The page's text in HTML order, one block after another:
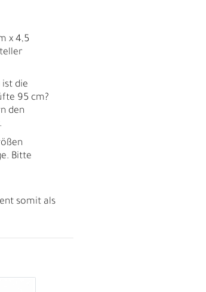
x 4,5
ist die
95 cm?
den
Bitte
somit als